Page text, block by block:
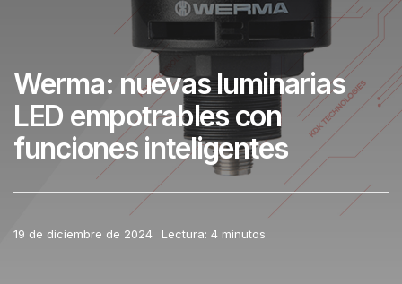
Werma: nuevas luminarias
LED empotrables con
funciones inteligentes
19 de diciembre de 2024 Lectura: 4 minutos